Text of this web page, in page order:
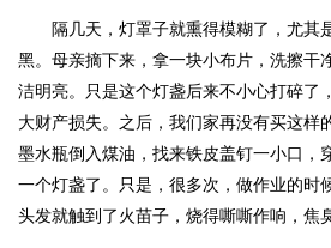
隔几天，灯罩子就熏得模糊了，尤其
黑。母亲摘下来，拿一块小布片，洗擦干
洁明亮。只是这个灯盏后来不小心打碎了
大财产损失。之后，我们家再没有买这样
墨水瓶倒入煤油，找来铁皮盖钉一小口，
一个灯盏了。只是，很多次，做作业的时
头发就触到了火苗子，烧得嘶嘶作响，焦臭